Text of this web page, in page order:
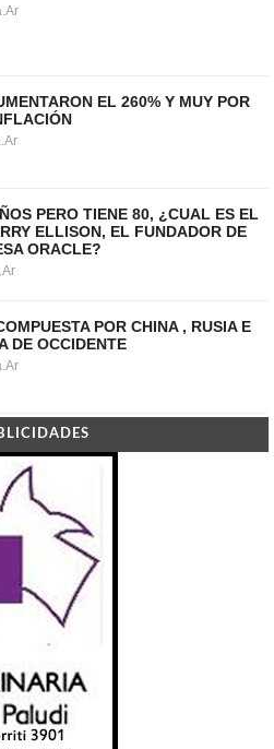
EL 260% Y MUY POR
PERO TIENE 80, ¿CUAL ES EL
ELLISON, EL FUNDADOR DE
ORACLE?
POR CHINA , RUSIA E
DE OCCIDENTE